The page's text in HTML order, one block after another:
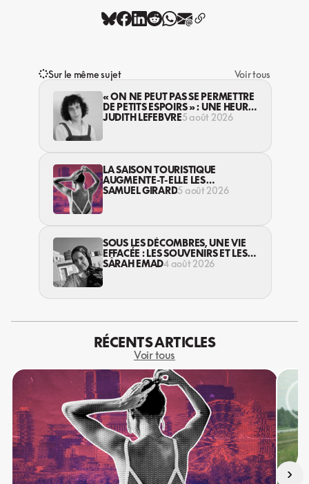
Sur le même sujet
Voir tous
« ON NE PEUT PAS SE PERMETTRE
DE PETITS ESPOIRS » : UNE HEURE
AVEC AVI LEWIS
JUDITH LEFEBVRE5 août 2026
LA SAISON TOURISTIQUE
AUGMENTE-T-ELLE LES
VIOLENCES CONTRE LES
SAMUEL GIRARD5 août 2026
SOUS LES DÉCOMBRES, UNE VIE
EFFACÉE : LES SOUVENIRS ET LES
RÊVES PERDUS DES HABITANT·ES
SARAH EMAD4 août 2026
RÉCENTS ARTICLES
Voir tous
›